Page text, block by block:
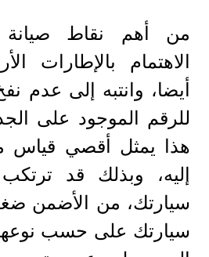
من أهم نقاط صيانة
الاهتمام بالإطارات
أيضا، وانتبه إلى عدم
للرقم الموجود على
هذا يمثل أقصي قياس
إليه، وبذلك قد
سيارتك، من الأضمن
سيارتك على حسب نوعها،